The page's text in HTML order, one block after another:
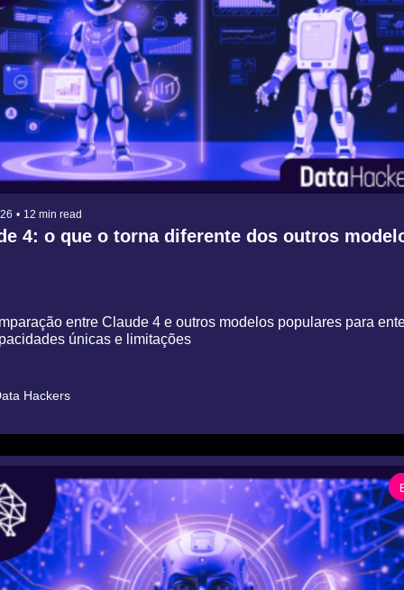
• 12 min read
4: o que o torna diferente dos outros
entre Claude 4 e outros modelos populares para
únicas e limitações
Hackers